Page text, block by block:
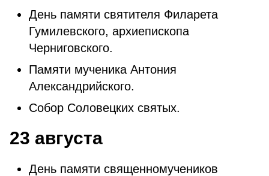
День памяти святителя Филарета
Гумилевского, архиепископа
Черниговского.
Памяти мученика Антония
Александрийского.
Собор Соловецких святых.
23 августа
День памяти священномучеников